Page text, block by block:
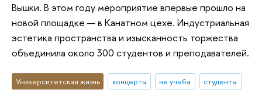
Вышки. В этом году мероприятие впервые прошло на
новой площадке — в Канатном цехе. Индустриальная
эстетика пространства и изысканность торжества
объединила около 300 студентов и преподавателей.
Университетская жизнь концерты не учеба
студенты